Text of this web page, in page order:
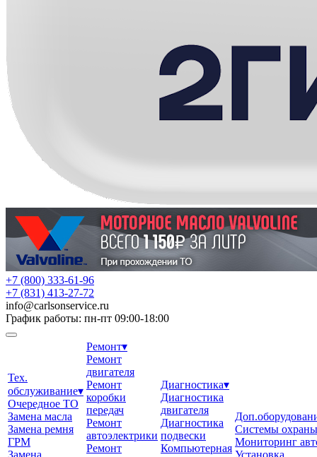
+7 (800) 333-61-96
+7 (831) 413-27-72
info@carlsonservice.ru
График работы: пн-пт 09:00-18:00
Тех.
обслуживание▾
Очередное ТО
Замена масла
Замена ремня
ГРМ
Замена
Ремонт▾
Ремонт
двигателя
Ремонт
коробки
передач
Ремонт
автоэлектрики
Ремонт
Диагностика▾
Диагностика
двигателя
Диагностика
подвески
Компьютерная
Системы охраны
Мониторинг
Установка